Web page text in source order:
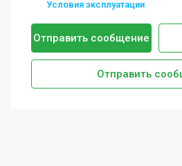
Условия эксплуатации
Отправить сообщение
Отправить